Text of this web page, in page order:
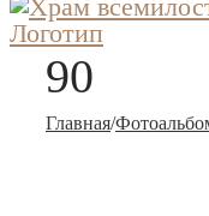
90
Главная/